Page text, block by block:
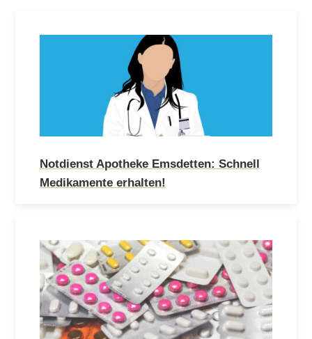
Notdienst Apotheke Emsdetten: Schnell
Medikamente erhalten!